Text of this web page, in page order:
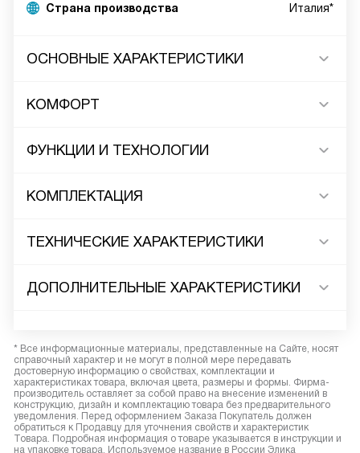
Страна производства Италия*
ОСНОВНЫЕ ХАРАКТЕРИСТИКИ
КОМФОРТ
ФУНКЦИИ И ТЕХНОЛОГИИ
КОМПЛЕКТАЦИЯ
ТЕХНИЧЕСКИЕ ХАРАКТЕРИСТИКИ
ДОПОЛНИТЕЛЬНЫЕ ХАРАКТЕРИСТИКИ
* Все информационные материалы, представленные на Сайте, носят
справочный характер и не могут в полной мере передавать
достоверную информацию о свойствах, комплектации и
характеристиках товара, включая цвета, размеры и формы. Фирма-
производитель оставляет за собой право на внесение изменений в
конструкцию, дизайн и комплектацию товара без предварительного
уведомления. Перед оформлением Заказа Покупатель должен
обратиться к Продавцу для уточнения свойств и характеристик
Товара. Подробная информация о товаре указывается в инструкции и
на упаковке товара. Используемое название в России Элика